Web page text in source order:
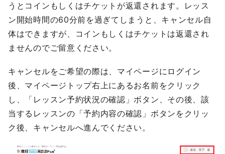
うとコインもしくはチケットが返還されます。レッス
ン開始時間の60分前を過ぎてしまうと、キャンセル自
体はできますが、コインもしくはチケットは返還され
ませんのでご留意ください。
キャンセルをご希望の際は、マイページにログイン
後、マイページトップ右上にあるお名前をクリック
し、「レッスン予約状況の確認」ボタン、その後、該
当するレッスンの「予約内容の確認」ボタンをクリッ
ク後、キャンセルへ進んでください。